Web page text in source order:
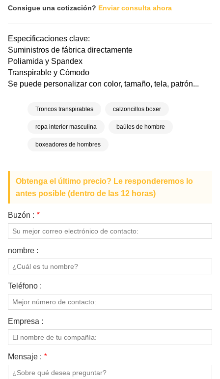
Consigue una cotización? Enviar consulta ahora
Especificaciones clave:
Suministros de fábrica directamente
Poliamida y Spandex
Transpirable y Cómodo
Se puede personalizar con color, tamaño, tela, patrón...
Troncos transpirables calzoncillos boxer
ropa interior masculina baúles de hombre
boxeadores de hombres
Obtenga el último precio? Le responderemos lo
antes posible (dentro de las 12 horas)
Buzón : *
nombre :
Teléfono :
Empresa :
Mensaje : *